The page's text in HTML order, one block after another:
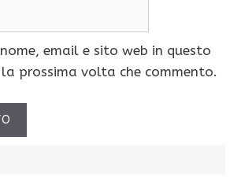
email e sito web in questo
prossima volta che commento.